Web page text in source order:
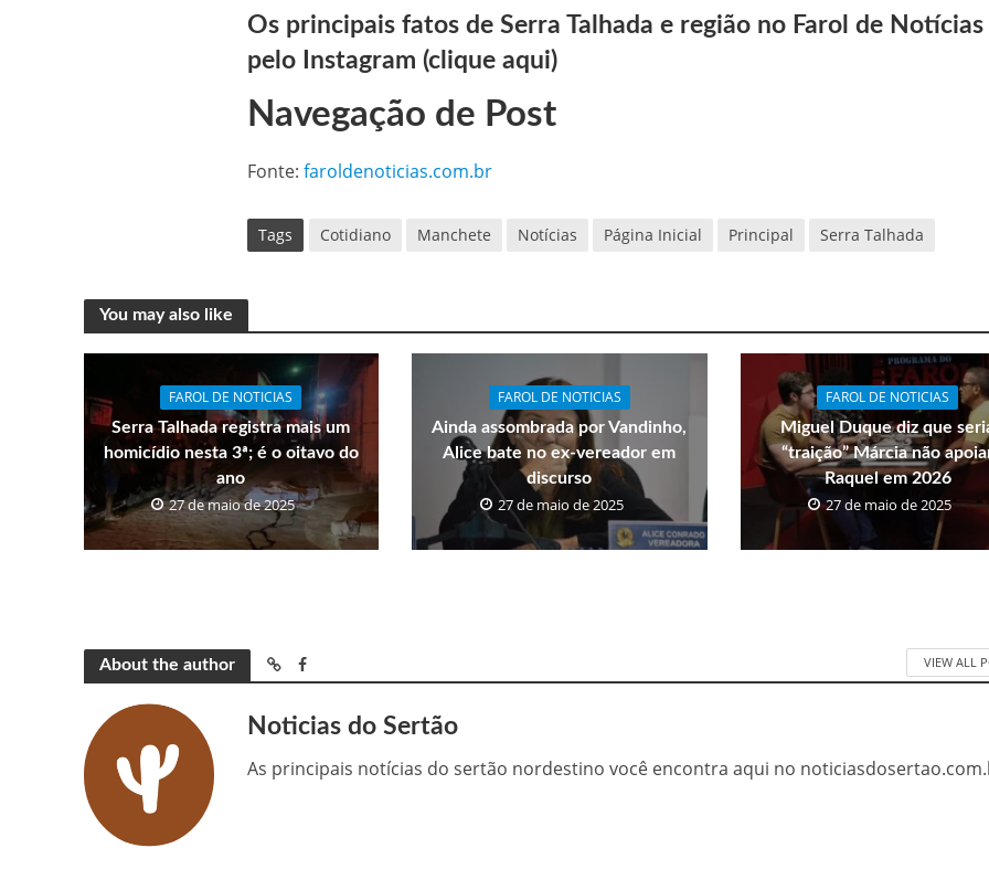
Os principais fatos de Serra Talhada e região no Farol de Notícias
pelo Instagram (clique aqui)
Navegação de Post
Fonte:faroldenoticias.com.br
Tags Cotidiano Manchete Notícias Página Inicial Principal Serra Talhada
You may also like
FAROL DE NOTICIAS
Serra Talhada registra mais um
homicídio nesta 3ª; é o oitavo do
ano
27 de maio de 2025
FAROL DE NOTICIAS
Ainda assombrada por Vandinho,
Alice bate no ex-vereador em
discurso
27 de maio de 2025
FAROL DE NOTICIAS
Miguel Duque diz que
“traição” Márcia não
Raquel em 2026
27 de maio de 2025
About the author VIEW ALL
Noticias do Sertão
As principais notícias do sertão nordestino você encontra aqui no